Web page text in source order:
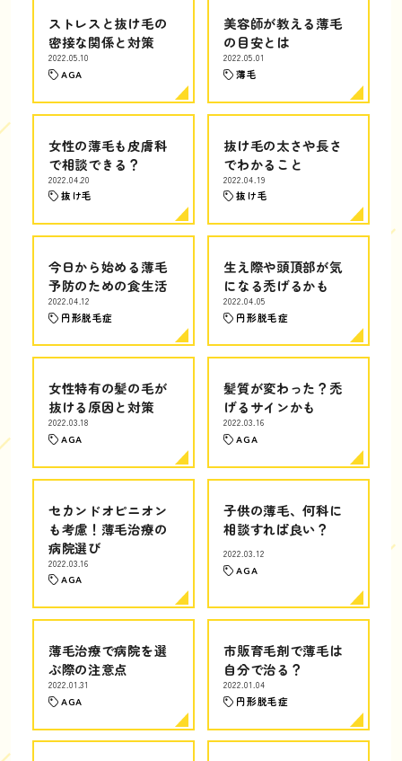
ストレスと抜け毛の
密接な関係と対策
2022.05.10
AGA
美容師が教える薄毛
の目安とは
2022.05.01
薄毛
女性の薄毛も皮膚科
で相談できる？
2022.04.20
抜け毛
抜け毛の太さや長さ
でわかること
2022.04.19
抜け毛
今日から始める薄毛
予防のための食生活
2022.04.12
円形脱毛症
生え際や頭頂部が気
になる禿げるかも
2022.04.05
円形脱毛症
女性特有の髪の毛が
抜ける原因と対策
2022.03.18
AGA
髪質が変わった？禿
げるサインかも
2022.03.16
AGA
セカンドオピニオン
も考慮！薄毛治療の
病院選び
2022.03.16
AGA
子供の薄毛、何科に
相談すれば良い？
2022.03.12
AGA
薄毛治療で病院を選
ぶ際の注意点
2022.01.31
AGA
市販育毛剤で薄毛は
自分で治る？
2022.01.04
円形脱毛症